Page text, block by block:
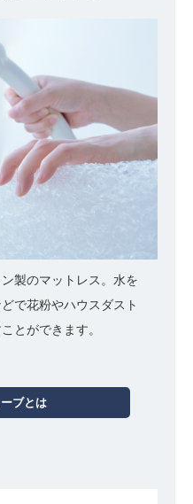
製のマットレス。水を
で花粉やハウスダスト
とができます。
ブとは